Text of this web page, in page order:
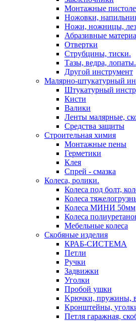
Монтажные
Ножовки,
Ножи, ножницы,
Абразивные
Отвертки
Cтрубцины, тиски.
Тазы, ведра, лопаты.
Другой инструмент
Малярно-штукатурный
Штукатурный
Кисти
Валики
Ленты малярные,
Средства защиты
Строительная химия
Монтажные пены
Герметики
Клея
Спрей - смазка
Колеса, ролики.
Колеса под болт,
Колеса
Колеса МИНИ 50мм
Колеса
Мебельные колеса
Скобяные изделия
КРАБ-СИСТЕМА
Петли
Ручки
Задвижки
Уголки
Пробой ушки
Kрючки, пружины,
Кронштейны,
Петля гаражная,